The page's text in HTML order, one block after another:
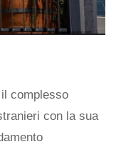
complesso
con la sua